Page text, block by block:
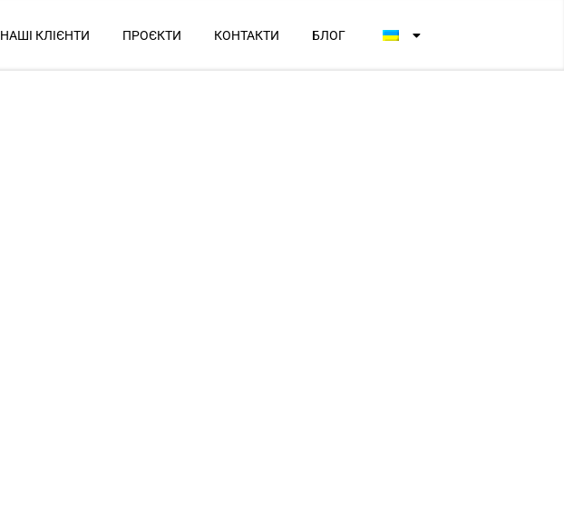
НАШІ КЛІЄНТИ ПРОЄКТИ КОНТАКТИ БЛОГ